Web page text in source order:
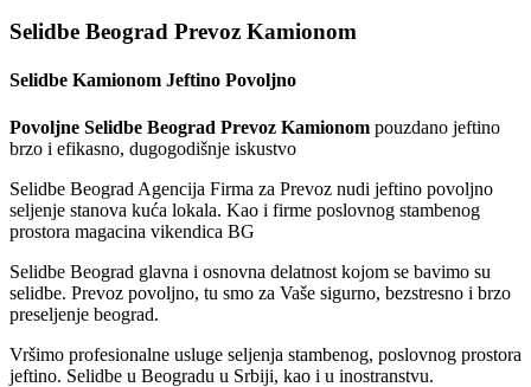
Selidbe Beograd Prevoz Kamionom
Selidbe Kamionom Jeftino Povoljno
Povoljne Selidbe Beograd Prevoz Kamionom pouzdano jeftino
brzo i efikasno, dugogodišnje iskustvo
Selidbe Beograd Agencija Firma za Prevoz nudi jeftino povoljno
seljenje stanova kuća lokala. Kao i firme poslovnog stambenog
prostora magacina vikendica BG
Selidbe Beograd glavna i osnovna delatnost kojom se bavimo su
selidbe. Prevoz povoljno, tu smo za Vaše sigurno, bezstresno i brzo
preseljenje beograd.
Vršimo profesionalne usluge seljenja stambenog, poslovnog prostora
jeftino. Selidbe u Beogradu u Srbiji, kao i u inostranstvu.